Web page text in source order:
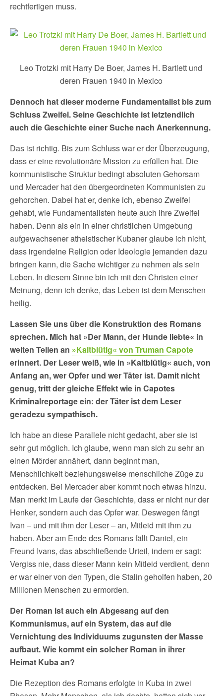
rechtfertigen muss.
Leo Trotzki mit Harry De Boer, James H. Bartlett und
deren Frauen 1940 in Mexico
Dennoch hat dieser moderne Fundamentalist bis zum
Schluss Zweifel. Seine Geschichte ist letztendlich
auch die Geschichte einer Suche nach Anerkennung.
Das ist richtig. Bis zum Schluss war er der Überzeugung,
dass er eine revolutionäre Mission zu erfüllen hat. Die
kommunistische Struktur bedingt absoluten Gehorsam
und Mercader hat den übergeordneten Kommunisten zu
gehorchen. Dabei hat er, denke ich, ebenso Zweifel
gehabt, wie Fundamentalisten heute auch ihre Zweifel
haben. Denn als ein in einer christlichen Umgebung
aufgewachsener atheistischer Kubaner glaube ich nicht,
dass irgendeine Religion oder Ideologie jemanden dazu
bringen kann, die Sache wichtiger zu nehmen als sein
Leben. In diesem Sinne bin ich mit den Christen einer
Meinung, denn ich denke, das Leben ist dem Menschen
heilig.
Lassen Sie uns über die Konstruktion des Romans
sprechen. Mich hat »Der Mann, der Hunde liebte« in
weiten Teilen an »Kaltblütig« von Truman Capote
erinnert. Der Leser weiß, wie in »Kaltblütig« auch, von
Anfang an, wer Opfer und wer Täter ist. Damit nicht
genug, tritt der gleiche Effekt wie in Capotes
Kriminalreportage ein: der Täter ist dem Leser
geradezu sympathisch.
Ich habe an diese Parallele nicht gedacht, aber sie ist
sehr gut möglich. Ich glaube, wenn man sich zu sehr an
einen Mörder annähert, dann beginnt man,
Menschlichkeit beziehungsweise menschliche Züge zu
entdecken. Bei Mercader aber kommt noch etwas hinzu.
Man merkt im Laufe der Geschichte, dass er nicht nur der
Henker, sondern auch das Opfer war. Deswegen fängt
Ivan – und mit ihm der Leser – an, Mitleid mit ihm zu
haben. Aber am Ende des Romans fällt Daniel, ein
Freund Ivans, das abschließende Urteil, indem er sagt:
Vergiss nie, dass dieser Mann kein Mitleid verdient, denn
er war einer von den Typen, die Stalin geholfen haben, 20
Millionen Menschen zu ermorden.
Der Roman ist auch ein Abgesang auf den
Kommunismus, auf ein System, das auf die
Vernichtung des Individuums zugunsten der Masse
aufbaut. Wie kommt ein solcher Roman in ihrer
Heimat Kuba an?
Die Rezeption des Romans erfolgte in Kuba in zwei